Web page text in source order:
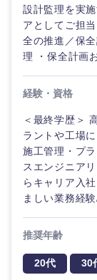
ご希望
経営企
画・事業
企画
経営ボー
ド
ご希望
経営企画
管理
ご希望
商社・卸
エネル
自動車
ご希望
北海道
北海道
秋田県
ご希
希望年収
推奨年齢
設計監理を実
アとしてご担
全の推進／保
理 ・保全計画
経験・資格
＜最終学歴＞
ラントや工場
施工管理・プ
スエンジニア
らキャリア入
ましい業務経
推奨年齢
20代 30